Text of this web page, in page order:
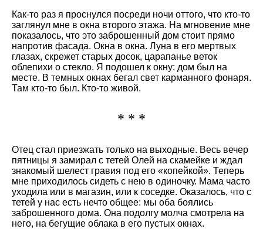
Как-то раз я проснулся посреди ночи оттого, что кто-то
заглянул мне в окна второго этажа. На мгновение мне
показалось, что это заброшенный дом стоит прямо
напротив фасада. Окна в окна. Луна в его мертвых
глазах, скрежет старых досок, царапанье веток
облепихи о стекло. Я подошел к окну: дом был на
месте. В темных окнах бегал свет карманного фонаря.
Там кто-то был. Кто-то живой.
* * *
Отец стал приезжать только на выходные. Весь вечер
пятницы я замирал с тетей Олей на скамейке и ждал
знакомый шелест гравия под его «копейкой». Теперь
мне приходилось сидеть с нею в одиночку. Мама часто
уходила или в магазин, или к соседке. Оказалось, что с
тетей у нас есть нечто общее: мы оба боялись
заброшенного дома. Она подолгу молча смотрела на
него, на бегущие облака в его пустых окнах.